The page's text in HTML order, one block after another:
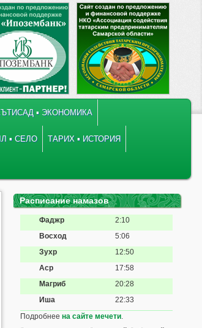
▪ ЭКОНОМИКА
▪ СЕЛО ТАРИХ ▪ ИСТОРИЯ
Расписание намазов
Фаджр
2:10
Восход
5:06
Зухр
12:50
Аср
17:58
Магриб
20:28
Иша
22:33
Подробнеена сайте мечети.